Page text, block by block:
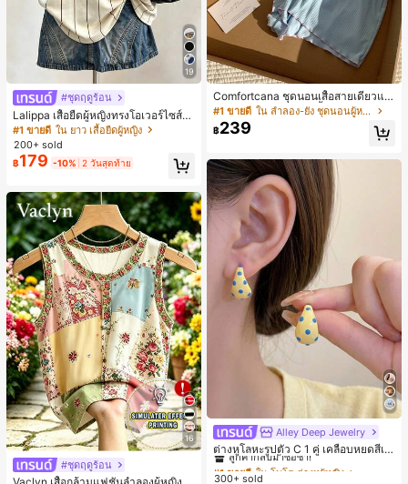
19
#ชุดฤดูร้อน
Lalippa เสื้อยืดผู้หญิงทรงโอเวอร์ไซส์ค
วามยาวกลาง คอกลม ไหล่ตก ลายพิมพ์
ตัวอักษรและลายทางแนวตั้ง สไตล์แฟชั่
นมินิมอล ของขวัญให้เพื่อน
#1 ขายดี ใน ยาว เสื้อยืดผู้หญิง
200+ sold
฿179 -10% 2 วันสุดท้าย
16
#ชุดฤดูร้อน
Comfortcana ชุดนอนเสื้อสายเดี่ยวแต่
งระบายและกางเกงขาสั้นสำหรับผู้หญิง
#1 ขายดี ใน ลำลอง-ยัง ชุดนอนผู้หญิง
฿239
Alley Deep Jewelry
ต่างหูโลหะรูปตัว C 1 คู่ เคลือบหยดสีเห
ลือง ลายจุดสีน้ำเงิน สไตล์ยุโรปและอเม
ริกัน แฟชั่นส่วนตัว หวานและสง่างาม
#1 ขายดี ใน โบโฮ ต่างหูผู้หญิง
ลูกค้ากลับมาซื้อซ้ำ!
#1 ขายดี ใน โบโฮ ต่างหูผู้หญิง
ลูกค้ากลับมาซื้อซ้ำ!
#1 ขายดี ใน โบโฮ ต่างหูผู้หญิง
ลูกค้ากลับมาซื้อซ้ำ!
300+ sold